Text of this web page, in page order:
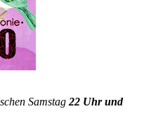
Samstag 22 Uhr und